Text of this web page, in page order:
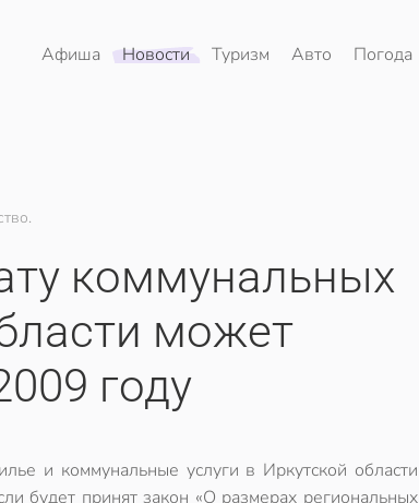
Афиша Новости Туризм Авто Погода
коммунальных
может
году
и коммунальные услуги в Иркутской области
будет принят закон «О размерах региональных